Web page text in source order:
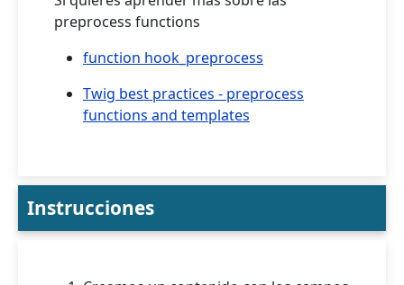
preprocess functions
function hook_preprocess
Twig best practices - preprocess
functions and templates
Instrucciones